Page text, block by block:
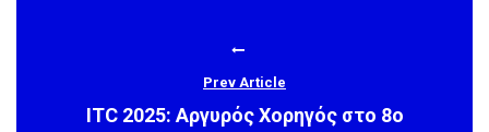
Prev Article
ITC 2025: Αργυρός Χορηγός στο 8ο